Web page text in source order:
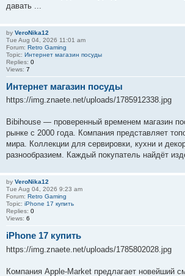
давать ...
by VeroNika12
Tue Aug 04, 2026 11:01 am
Forum: Retro Gaming
Topic: Интернет магазин посуды
Replies: 0
Views: 7
Интернет магазин посуды
https://img.znaete.net/uploads/1785912338.jpg
Bibihouse — проверенный временем магазин
рынке с 2000 года. Компания представляет
мира. Коллекции для сервировки, кухни и
разнообразием. Каждый покупатель найдёт
by VeroNika12
Tue Aug 04, 2026 9:23 am
Forum: Retro Gaming
Topic: iPhone 17 купить
Replies: 0
Views: 6
iPhone 17 купить
https://img.znaete.net/uploads/1785802028.jpg
Компания Apple-Market предлагает новейший